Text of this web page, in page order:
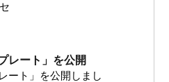
レート」を公開
ート」を公開しまし